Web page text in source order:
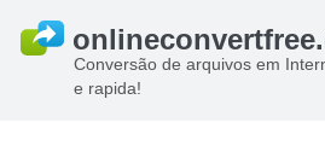
Conversão de arquivos em
e rapida!